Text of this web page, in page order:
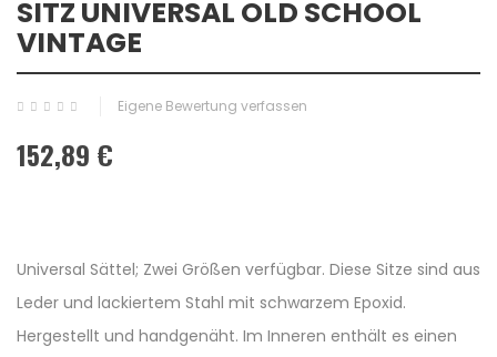
SITZ UNIVERSAL OLD SCHOOL
VINTAGE
Eigene Bewertung verfassen
152,89 €
Universal Sättel; Zwei Größen verfügbar. Diese Sitze sind aus
Leder und lackiertem Stahl mit schwarzem Epoxid.
Hergestellt und handgenäht. Im Inneren enthält es einen